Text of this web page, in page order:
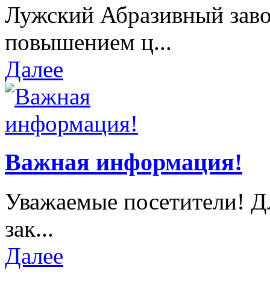
Лужский Абразивный
повышением ц...
Далее
Важная информация!
Уважаемые посетители!
зак...
Далее